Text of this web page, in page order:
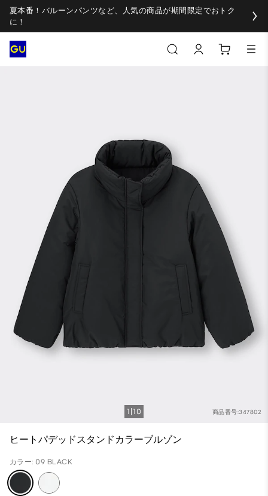
夏本番！バルーンパンツなど、人気の商品が期間限定でおトク
に！
商品番号:347802
1 10
ヒートパデッドスタンドカラーブルゾン
カラー: 09 BLACK